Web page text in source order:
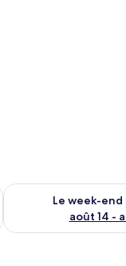
août 7 - août 9
Le week-
août 14 -
Vérifier la